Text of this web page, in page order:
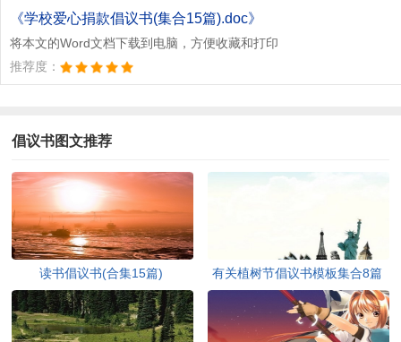
《学校爱心捐款倡议书(集合15篇).doc》
将本文的Word文档下载到电脑，方便收藏和打印
推荐度：
倡议书图文推荐
读书倡议书(合集15篇) 有关植树节倡议书模板集合8篇